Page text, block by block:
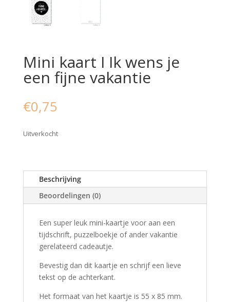
Mini kaart I Ik wens je
een fijne vakantie
€0,75
Uitverkocht
Beschrijving
Beoordelingen (0)
Een super leuk mini-kaartje voor aan een
tijdschrift, puzzelboekje of ander vakantie
gerelateerd cadeautje.
Bevestig dan dit kaartje en schrijf een lieve
tekst op de achterkant.
Het formaat van het kaartje is 55 x 85 mm.